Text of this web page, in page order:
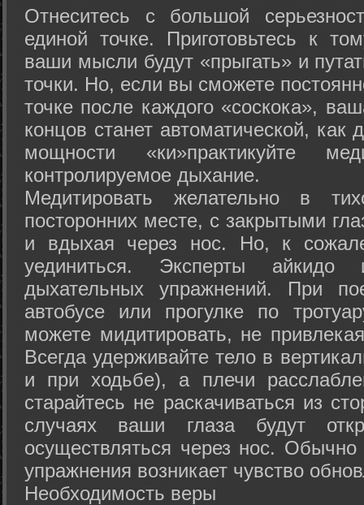
Отнеситесь с большой
единой точке. Приготовьтесь к
ваши мысли будут «прыгать» и
точки. Но, если вы сможете
точке после каждого «соскока»,
концов станет автоматической,
мощности «ки»практикуйте
контролируемое дыхание.
Медитировать желательно в
посторонних месте, с закрытыми
и вдыхая через нос. Но, к
уединиться. Эксперты айкидо
дыхательных упражнений. При
автобусе или прогулке по
можете мидитировать, не
Всегда удерживайте тело в
и при ходьбе), а плечи
старайтесь не раскачиваться из
случаях ваши глаза будут
осуществляться через нос. Обычно
упражнения возникает чувство
Необходимость веры